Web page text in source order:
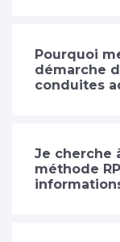
Pourquoi
démarche
conduites
Je cherche
méthode